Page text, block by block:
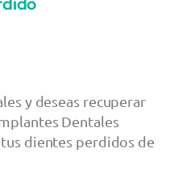
y deseas recuperar
Dentales
dientes perdidos de